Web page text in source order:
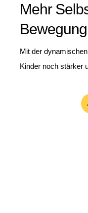
Mehr
Mit der
Kinder noch stärker